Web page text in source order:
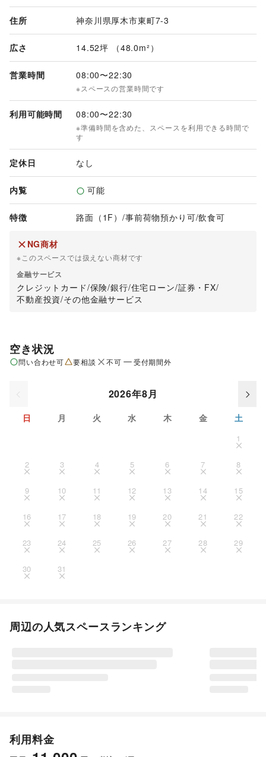
住所 神奈川県厚木市東町7-3
広さ 14.52坪 （48.0m²）
営業時間 08:00〜22:30
※スペースの営業時間です
利用可能時間 08:00〜22:30
※準備時間を含めた、スペースを利用できる時間で
す
定休日 なし
内覧 可能
特徴 路面（1F）/事前荷物預かり可/飲食可
NG商材
※このスペースでは扱えない商材です
金融サービス
クレジットカード/保険/銀行/住宅ローン/証券・FX/
不動産投資/その他金融サービス
空き状況
問い合わせ可 要相談 不可 受付期間外
2026年8月
日 月 火 水 木 金 土
1
2 3 4 5 6 7 8
9 10 11 12 13 14 15
16 17 18 19 20 21 22
23 24 25 26 27 28 29
30 31
周辺の人気スペースランキング
利用料金